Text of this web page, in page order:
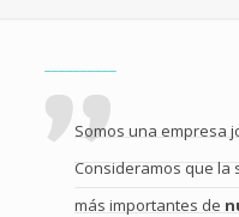
Somos una empresa
Consideramos que la
más importantes de